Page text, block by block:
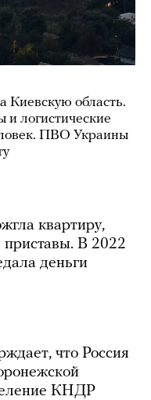
Киевскую область.
логистические
ПВО Украины
квартиру,
приставы. В 2022
деньги
что Россия
КНДР